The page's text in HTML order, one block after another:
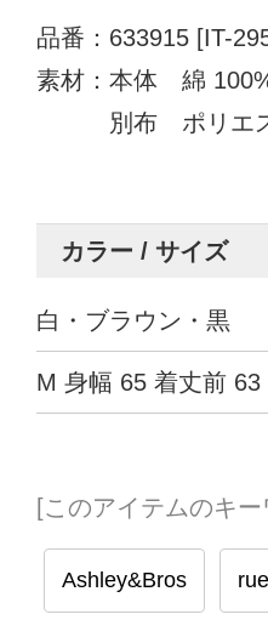
品番：633915 [IT-
素材：本体 綿
別布 ポリエス
カラー / サイズ
白・ブラウン・黒
M 身幅 65 着丈前
[このアイテムのキー
Ashley&Bros